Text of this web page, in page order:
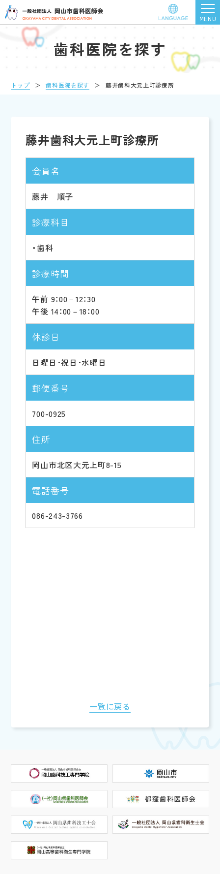
歯科医院を探す
トップ ＞ 歯科医院を探す ＞ 藤井歯科大元上町診療所
藤井歯科大元上町診療所
会員名
藤井 順子
診療科目
・歯科
診療時間
午前 9：00－12：30
午後 14：00－18：00
休診日
日曜日･祝日･水曜日
郵便番号
700-0925
住所
岡山市北区大元上町8-15
電話番号
086-243-3766
一覧に戻る